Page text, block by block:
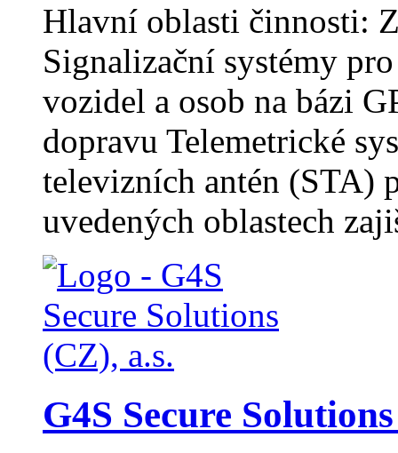
Hlavní oblasti činnosti:
Signalizační systémy
vozidel a osob na bázi
dopravu Telemetrické
televizních antén
uvedených oblastech
G4S Secure